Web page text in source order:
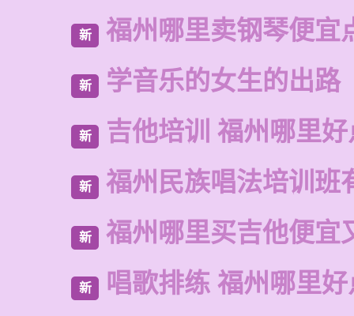
新 福州哪里卖钢琴便宜
新 学音乐的女生的出路
新 吉他培训 福州哪里好
新 福州民族唱法培训班
新 福州哪里买吉他便宜
新 唱歌排练 福州哪里